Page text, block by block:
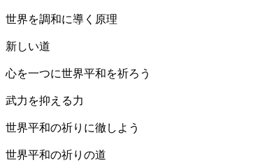
世界を調和に導く原理
新しい道
心を一つに世界平和を祈ろう
武力を抑える力
世界平和の祈りに徹しよう
世界平和の祈りの道